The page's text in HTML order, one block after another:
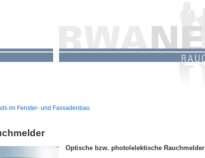
im Fenster- und Fassadenbau
Optische bzw. photolelektische Rauchmelder